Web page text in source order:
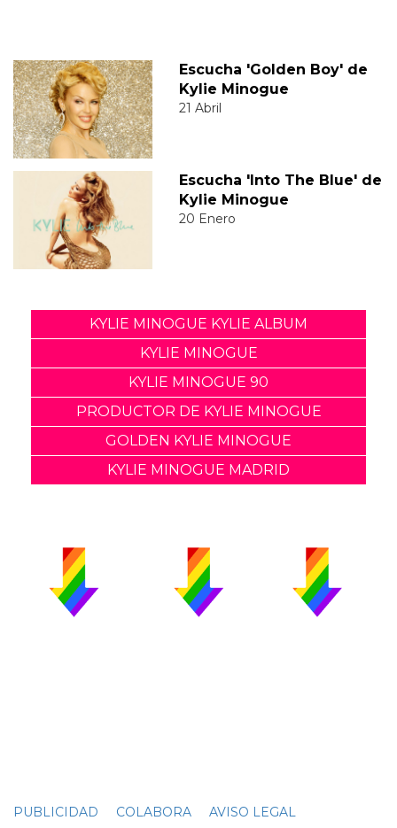
Escucha 'Golden Boy' de
Kylie Minogue
21 Abril
Escucha 'Into The Blue' de
Kylie Minogue
20 Enero
KYLIE MINOGUE KYLIE ALBUM
KYLIE MINOGUE
KYLIE MINOGUE 90
PRODUCTOR DE KYLIE MINOGUE
GOLDEN KYLIE MINOGUE
KYLIE MINOGUE MADRID
PUBLICIDAD COLABORA AVISO LEGAL